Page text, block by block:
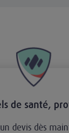
de santé,
devis dès